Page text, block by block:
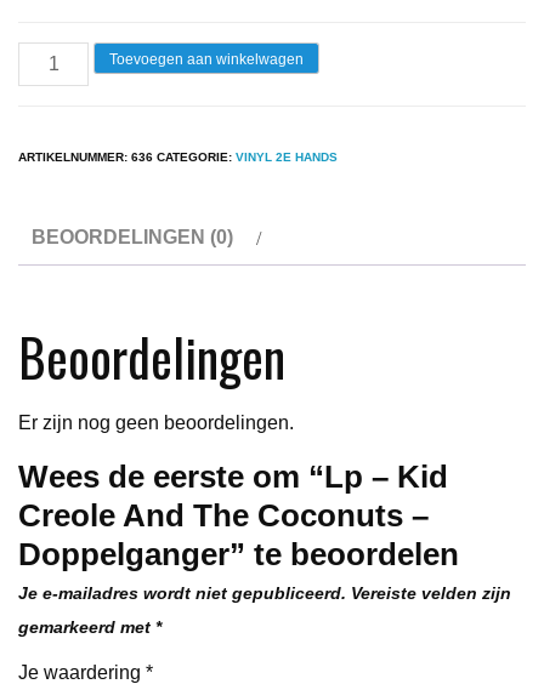
-
Creole
The
Coconuts
aantal
Toevoegen aan winkelwagen
ARTIKELNUMMER: 636 CATEGORIE: VINYL 2E HANDS
BEOORDELINGEN (0)
Beoordelingen
Er zijn nog geen beoordelingen.
Wees de eerste om “Lp – Kid
Creole And The Coconuts –
Doppelganger” te beoordelen
Je e-mailadres wordt niet gepubliceerd. Vereiste velden zijn
gemarkeerd met *
Je waardering *